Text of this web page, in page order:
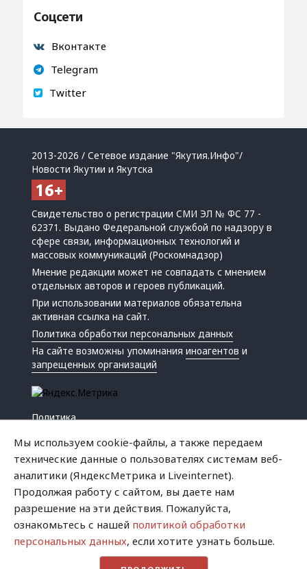
Соцсети
Вконтакте
Telegram
Twitter
2013-2026 / Сетевое издание "Якутия.Инфо"/
Новости Якутии и Якутска
Свидетельство о регистрации СМИ ЭЛ № ФС 77 -
62371. Выдано Федеральной службой по надзору в
сфере связи, информационных технологий и
массовых коммуникаций (Роскомнадзор)
Мнение редакции может не совпадать с мнением
отдельных авторов и героев публикаций.
При использовании материалов обязательна
активная ссылка на сайт.
Политика обработки персональных данных
На сайте возможны упоминанияиноагентов и
запрещенных организаций
Политика
Криминал
Успех
Хватит это терпеть
Мы используем cookie-файлы, а также передаем
технические данные о пользователях системам веб-
аналитики (ЯндексМетрика и Liveinternet).
Продолжая работу с сайтом, вы даете нам
разрешение на эти действия. Пожалуйста,
ознакомьтесь с нашей политикой обработки
персональных данных, если хотите узнать больше.